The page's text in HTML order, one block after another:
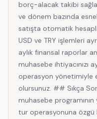
borç-alacak takibi
ve dönem bazında
satışta otomatik
USD ve TRY işlemleri
aylık finansal raporlar
muhasebe ihtiyacınızı
operasyon yönetimiyle
olursunuz. ## Sıkça
muhasebe programının
tur operasyonuna özgü